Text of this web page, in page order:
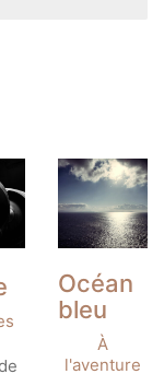
Océan
bleu
À
l'aventure